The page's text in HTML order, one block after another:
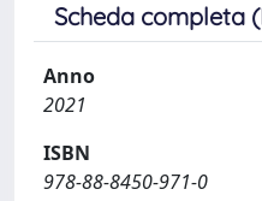
Scheda completa
Anno
2021
ISBN
978-88-8450-971-0